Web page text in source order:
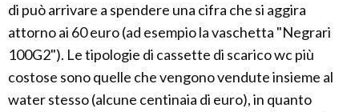
di può arrivare a spendere una cifra che si aggira
attorno ai 60 euro (ad esempio la vaschetta "Negrari
100G2"). Le tipologie di cassette di scarico wc più
costose sono quelle che vengono vendute insieme al
water stesso (alcune centinaia di euro), in quanto